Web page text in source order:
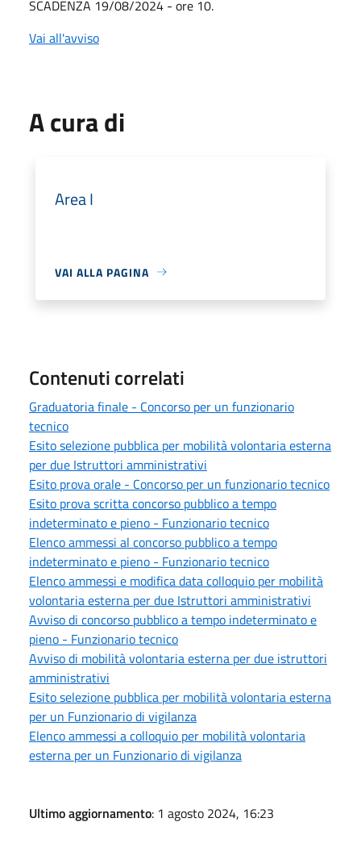
SCADENZA 19/08/2024 - ore 10.
Vai all'avviso
A cura di
Area I
VAI ALLA PAGINA
Contenuti correlati
Graduatoria finale - Concorso per un funzionario
tecnico
Esito selezione pubblica per mobilità volontaria esterna
per due Istruttori amministrativi
Esito prova orale - Concorso per un funzionario tecnico
Esito prova scritta concorso pubblico a tempo
indeterminato e pieno - Funzionario tecnico
Elenco ammessi al concorso pubblico a tempo
indeterminato e pieno - Funzionario tecnico
Elenco ammessi e modifica data colloquio per mobilità
volontaria esterna per due Istruttori amministrativi
Avviso di concorso pubblico a tempo indeterminato e
pieno - Funzionario tecnico
Avviso di mobilità volontaria esterna per due istruttori
amministrativi
Esito selezione pubblica per mobilità volontaria esterna
per un Funzionario di vigilanza
Elenco ammessi a colloquio per mobilità volontaria
esterna per un Funzionario di vigilanza
Ultimo aggiornamento: 1 agosto 2024, 16:23